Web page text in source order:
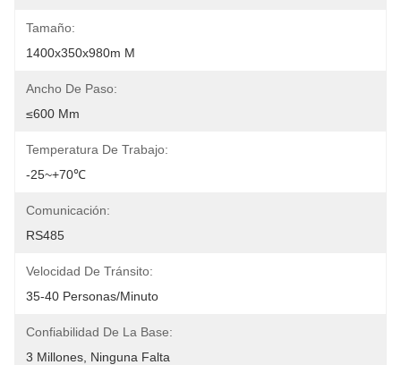
Tamaño:
1400x350x980m M
Ancho De Paso:
≤600 Mm
Temperatura De Trabajo:
-25~+70℃
Comunicación:
RS485
Velocidad De Tránsito:
35-40 Personas/minuto
Confiabilidad De La Base:
3 Millones, Ninguna Falta